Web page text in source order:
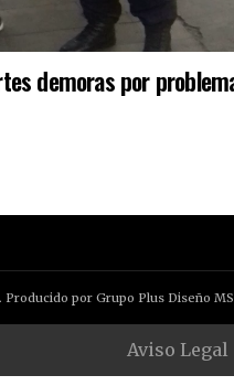
demoras por
por Grupo Plus Diseño
Aviso Legal